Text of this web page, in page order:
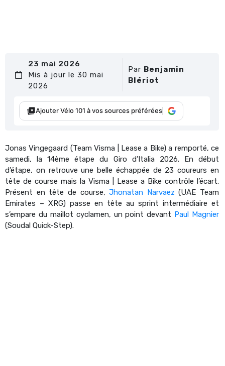
23 mai 2026
Mis à jour le 30 mai
2026
Par Benjamin
Blériot
Ajouter Vélo 101 à vos sources préférées
Jonas Vingegaard (Team Visma | Lease a Bike) a remporté, ce
samedi, la 14ème étape du Giro d’Italia 2026. En début
d’étape, on retrouve une belle échappée de 23 coureurs en
tête de course mais la Visma | Lease a Bike contrôle l’écart.
Présent en tête de course,Jhonatan Narvaez (UAE Team
Emirates – XRG) passe en tête au sprint intermédiaire et
s’empare du maillot cyclamen, un point devant Paul Magnier
(Soudal Quick-Step).